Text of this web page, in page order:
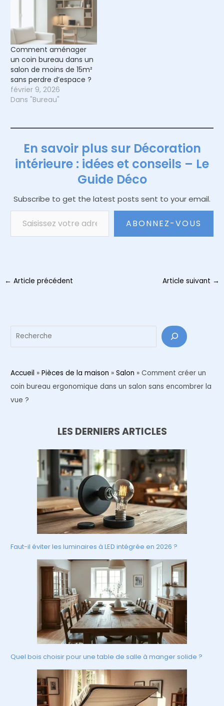
Comment aménager
un coin bureau dans un
salon de moins de 15m²
sans perdre d’espace ?
février 9, 2026
Dans "Bureau"
En savoir plus sur Décoration
intérieure : idées et conseils – Le
Guide Déco
Subscribe to get the latest posts sent to your email.
Saisissez votre adresse e-mail…
ABONNEZ-VOUS
Navigation
← Article précédent Article suivant →
Accueil » Pièces de la maison » Salon » Comment créer un
coin bureau ergonomique dans un salon sans encombrer la
vue ?
LES DERNIERS ARTICLES
Faut-il éviter les luminaires à LED intégrée en 2026 ?
Quel bois choisir pour une table de salle à manger solide ?